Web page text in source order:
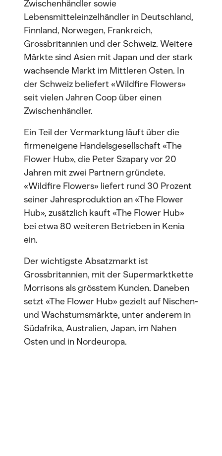
Zwischenhändler sowie
Lebensmitteleinzelhändler in Deutschland,
Finnland, Norwegen, Frankreich,
Grossbritannien und der Schweiz. Weitere
Märkte sind Asien mit Japan und der stark
wachsende Markt im Mittleren Osten. In
der Schweiz beliefert «Wildfire Flowers»
seit vielen Jahren Coop über einen
Zwischenhändler.
Ein Teil der Vermarktung läuft über die
firmeneigene Handelsgesellschaft «The
Flower Hub», die Peter Szapary vor 20
Jahren mit zwei Partnern gründete.
«Wildfire Flowers» liefert rund 30 Prozent
seiner Jahresproduktion an «The Flower
Hub», zusätzlich kauft «The Flower Hub»
bei etwa 80 weiteren Betrieben in Kenia
ein.
Der wichtigste Absatzmarkt ist
Grossbritannien, mit der Supermarktkette
Morrisons als grösstem Kunden. Daneben
setzt «The Flower Hub» gezielt auf Nischen-
und Wachstumsmärkte, unter anderem in
Südafrika, Australien, Japan, im Nahen
Osten und in Nordeuropa.